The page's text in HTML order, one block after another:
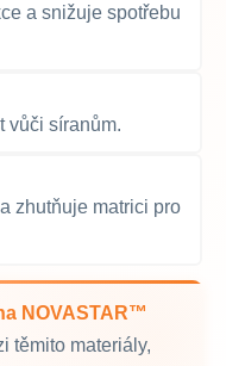
a snižuje spotřebu
vůči síranům.
zhutňuje matrici pro
NOVASTAR™
těmito materiály,